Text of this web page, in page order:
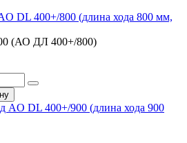
DL 400+/800 (длина хода 800 мм,
(АО ДЛ 400+/800)